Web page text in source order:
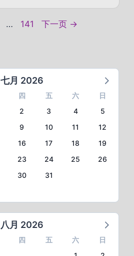
…
页
141 下一页 →
七月 2026
四 五 六
日
2 3 4
5
9 10 11
12
16 17 18
19
23 24 25
26
30 31
八月 2026
四 五 六
日